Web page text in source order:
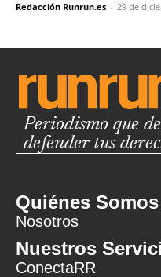
Redacción Runrun.es - 29 de
Periodismo que
defender tus
Quiénes Somos
Nosotros
Nuestros
ConectaRR